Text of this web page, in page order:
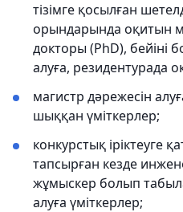
тізімге қосылған
орындарында оқитын
докторы (PhD), бейіні
алуға, резидентурада
магистр дәрежесін
шыққан үміткерлер;
конкурстық іріктеуге
тапсырған кезде
жұмыскер болып
алуға үміткерлер;